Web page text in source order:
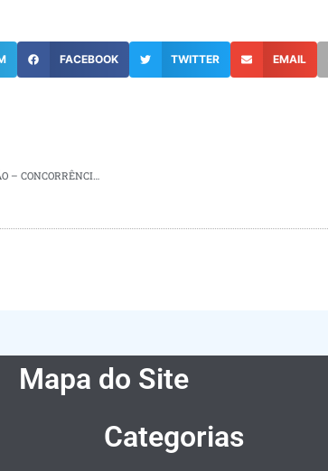
FACEBOOK TWITTER EMAIL
CORRÊNCIA Nº 002/2024 – RESULTADO DO JULGAMENTO DE HABILITAÇÃO – CONCORRÊNCIA N° 001/2024 – PARECER E GENHARIA- HABILITAÇÃO-LOTE 02
Mapa do Site
Categorias